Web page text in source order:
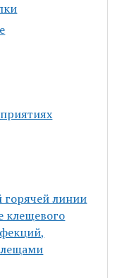
горячей линии
клещевого